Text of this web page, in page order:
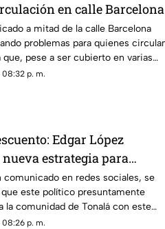
en calle Barcelona
a mitad de la calle Barcelona
problemas para quienes
que, pese a ser cubierto en varias
a aparecer con el paso del
p. m.
Edgar López
estrategia para
familias
comunicado en redes sociales, se
este político presuntamente
la comunidad de Tonalá con este
p. m.